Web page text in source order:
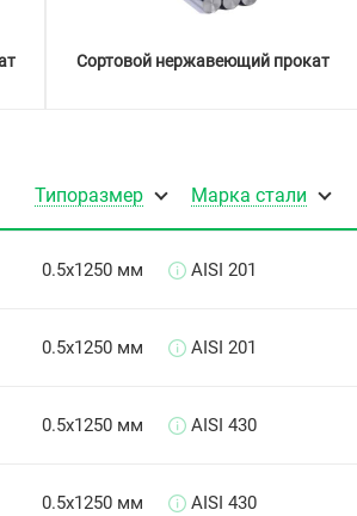
Сортовой нержавеющий прокат
Типоразмер Марка стали
0.5х1250 мм AISI 201
0.5х1250 мм AISI 201
0.5х1250 мм AISI 430
0.5х1250 мм AISI 430